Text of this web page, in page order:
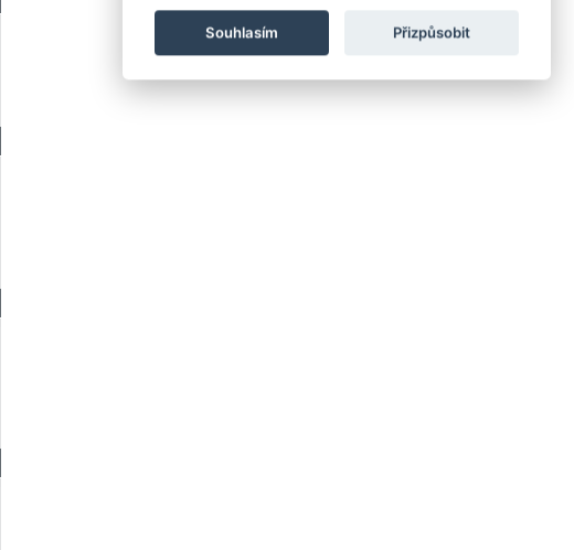
Souhlasím Přizpůsobit